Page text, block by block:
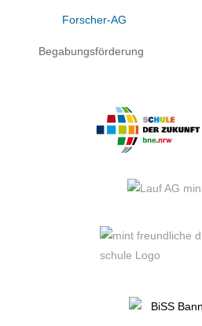
Forscher-AG
Begabungsförderung